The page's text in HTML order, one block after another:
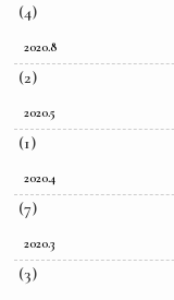
(4)
2020.8
(2)
2020.5
(1)
2020.4
(7)
2020.3
(3)